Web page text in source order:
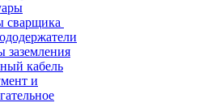
сварщика
заземления
кабель
и